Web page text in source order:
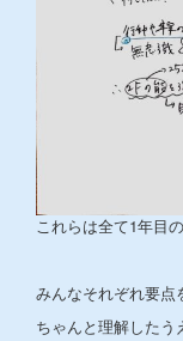
これらは全て1年目
みんなそれぞれ要点
ちゃんと理解したう